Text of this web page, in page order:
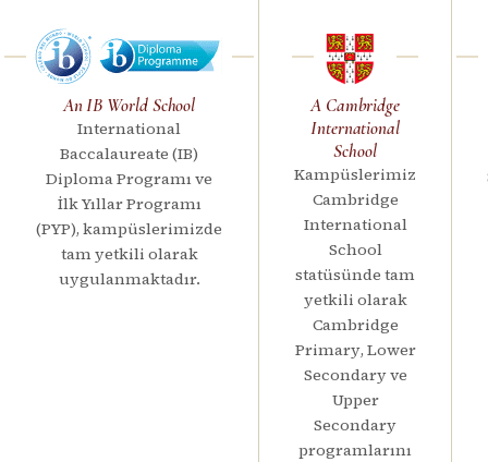
An IB World School
International
Baccalaureate (IB)
Diploma Programı ve
İlk Yıllar Programı
(PYP), kampüslerimizde
tam yetkili olarak
uygulanmaktadır.
A Cambridge
International
School
Kampüslerimiz
Cambridge
International
School
statüsünde tam
yetkili olarak
Cambridge
Primary, Lower
Secondary ve
Upper
Secondary
programlarını